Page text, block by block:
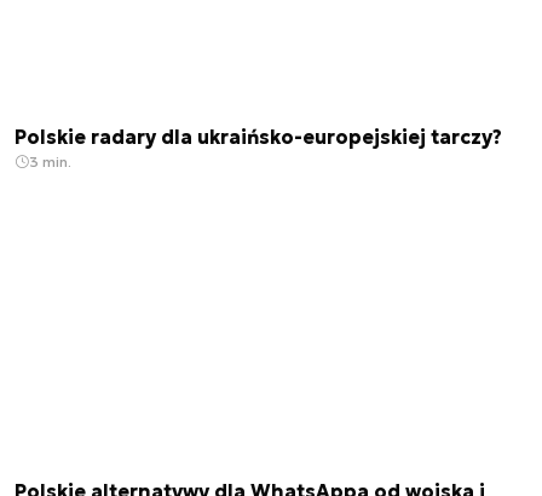
Polskie radary dla ukraińsko-europejskiej tarczy?
3 min.
Polskie alternatywy dla WhatsAppa od wojska i